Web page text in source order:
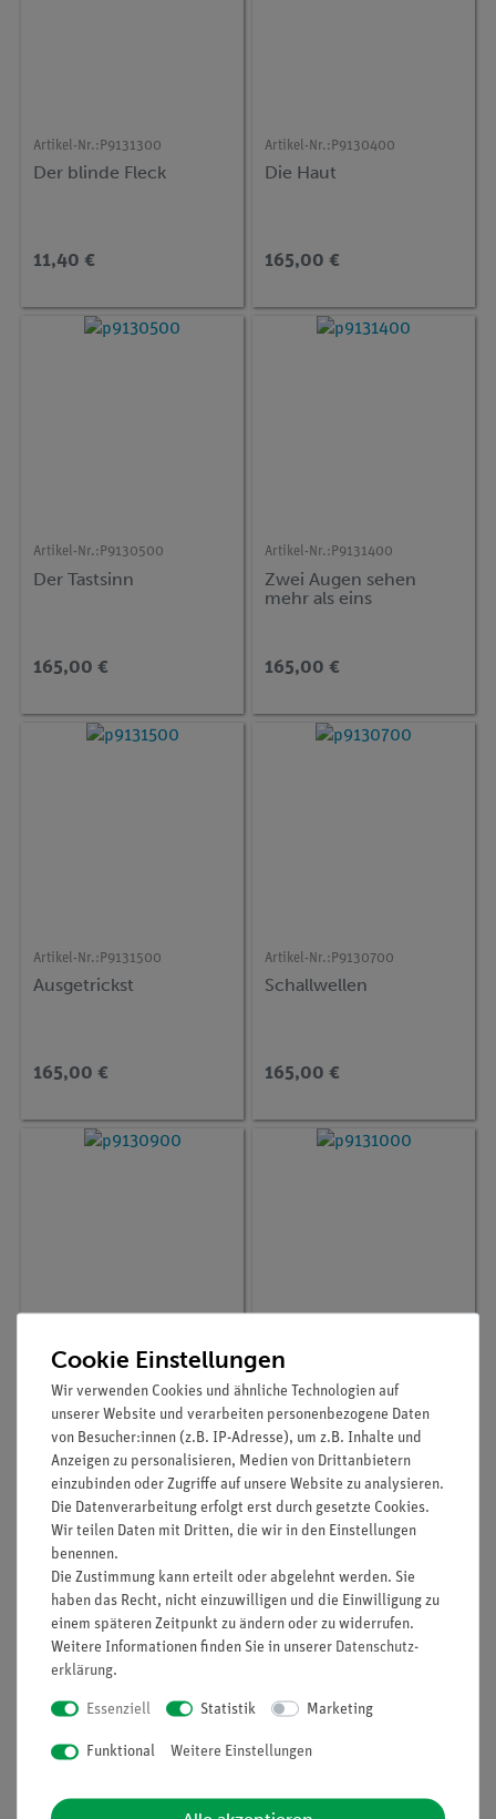
Artikel-Nr.: P9131300
Der blinde Fleck
11,40 €
Artikel-Nr.: P9130400
Die Haut
165,00 €
Artikel-Nr.: P9130500
Der Tastsinn
165,00 €
Artikel-Nr.: P9131400
Zwei Augen sehen
mehr als eins
165,00 €
Artikel-Nr.: P9131500
Ausgetrickst
165,00 €
Artikel-Nr.: P9130700
Schallwellen
165,00 €
Artikel-Nr.: P9130900
Orientierung
165,00 €
Artikel-Nr.:
Ein Blick auf das Auge
165,00 €
Geräusche und Musik
Cobra SMARTsense
Cookie Einstellungen
Wir verwenden Cookies und ähnliche Technologien auf
unserer Website und verarbeiten personenbezogene Daten
von Besucher:innen (z.B. IP-Adresse), um z.B. Inhalte und
Anzeigen zu personalisieren, Medien von Drittanbietern
einzubinden oder Zugriffe auf unsere Website zu analysieren.
Die Datenverarbeitung erfolgt erst durch gesetzte Cookies.
Wir teilen Daten mit Dritten, die wir in den Einstellungen
benennen.
Die Zustimmung kann erteilt oder abgelehnt werden. Sie
haben das Recht, nicht einzuwilligen und die Einwilligung zu
einem späteren Zeitpunkt zu ändern oder zu widerrufen.
Weitere Informationen finden Sie in unserer Daten­schutz­
erklärung.
Essenziell Statistik Marketing
Funktional Weitere Einstellungen